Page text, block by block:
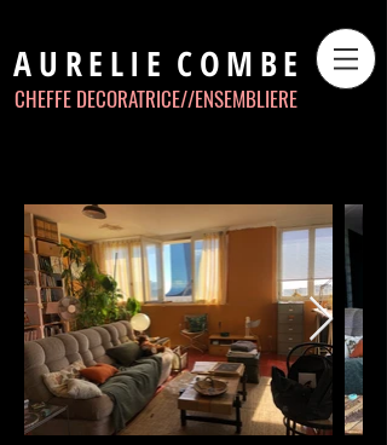
COMBE
AURELIE
CHEFFE DECORATRICE//ENSEMBLIERE